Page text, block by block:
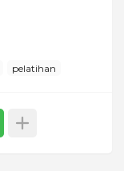
pelatihan